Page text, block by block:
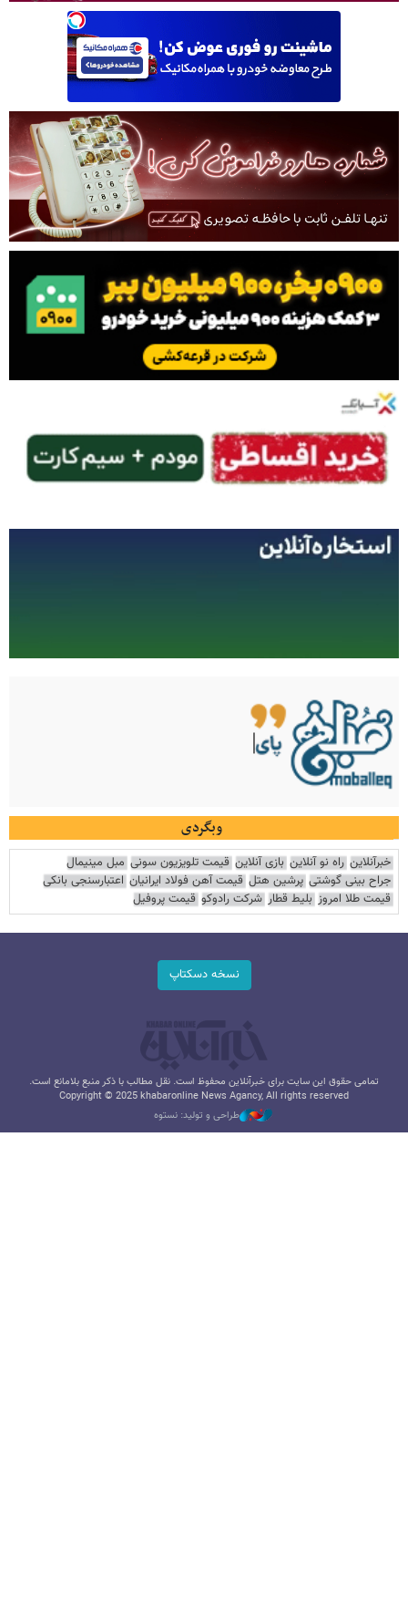
وبگردی
خبرآنلاین راه نو آنلاین بازی آنلاین قیمت تلویزیون سونی مبل مینیمال
جراح بینی گوشتی پرشین هتل قیمت آهن فولاد ایرانیان اعتبارسنجی بانکی
قیمت طلا امروز بلیط قطار شرکت رادوکو قیمت پروفیل
نسخه دسکتاپ
تمامی حقوق این سایت برای خبرآنلاین محفوظ است. نقل مطالب با ذکر منبع بلامانع است.
Copyright © 2025 khabaronline News Agancy, All rights reserved
طراحی و تولید: نستوه